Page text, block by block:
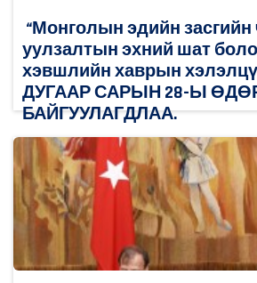
“Монголын эдийн засгийн
уулзалтын эхний шат
хэвшлийн хаврын
ДУГААР САРЫН 28-Ы
БАЙГУУЛАГДЛАА.
2018/03/30
Дэлгэрэнгүй